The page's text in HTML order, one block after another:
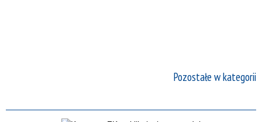
Pozostałe w kategorii